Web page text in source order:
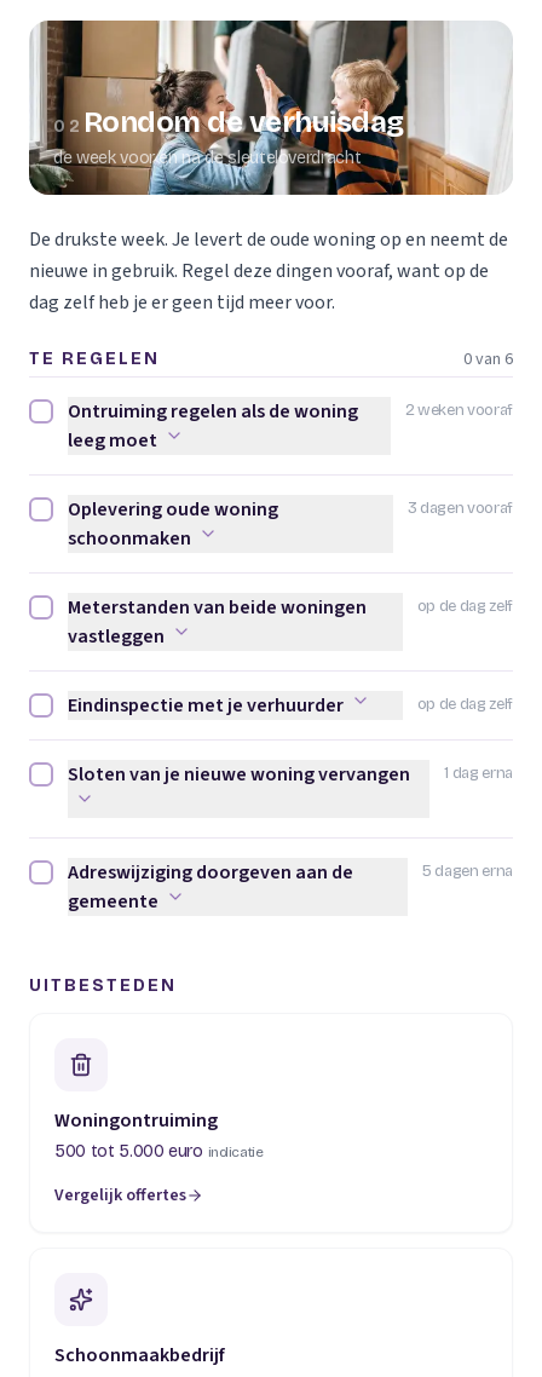
02 Rondom de verhuisdag
de week voor en na de sleuteloverdracht
De drukste week. Je levert de oude woning op en neemt de
nieuwe in gebruik. Regel deze dingen vooraf, want op de
dag zelf heb je er geen tijd meer voor.
TE REGELEN 0 van 6
2 weken vooraf
Ontruiming regelen als de woning leeg moet afvinken
Ontruiming regelen als de woning
leeg moet
3 dagen vooraf
Oplevering oude woning schoonmaken afvinken
Oplevering oude woning
schoonmaken
op de dag zelf
Meterstanden van beide woningen vastleggen afvinken
Meterstanden van beide woningen
vastleggen
op de dag zelf
Eindinspectie met je verhuurder afvinken
Eindinspectie met je verhuurder
1 dag erna
Sloten van je nieuwe woning vervangen afvinken
Sloten van je nieuwe woning vervangen
5 dagen erna
Adreswijziging doorgeven aan de gemeente afvinken
Adreswijziging doorgeven aan de
gemeente
UITBESTEDEN
Woningontruiming
500 tot 5.000 euro indicatie
Vergelijk offertes
(opent in een nieuw tabblad)
Schoonmaakbedrijf